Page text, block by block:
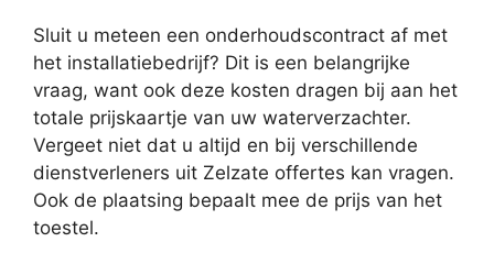
Sluit u meteen een onderhoudscontract af met
het installatiebedrijf? Dit is een belangrijke
vraag, want ook deze kosten dragen bij aan het
totale prijskaartje van uw waterverzachter.
Vergeet niet dat u altijd en bij verschillende
dienstverleners uit Zelzate offertes kan vragen.
Ook de plaatsing bepaalt mee de prijs van het
toestel.